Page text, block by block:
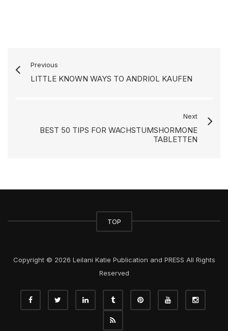
Previous
LITTLE KNOWN WAYS TO ANDRIOL KAUFEN
Next
BEST 50 TIPS FOR WACHSTUMSHORMONE
TABLETTEN
TOP
Copyright © 2026 Leilani Katie Publication and PRESS All Rights
Reserved